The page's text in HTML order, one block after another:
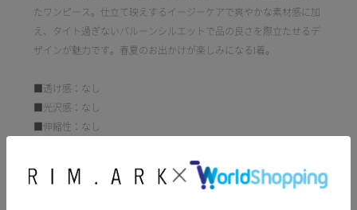
たワンピース。仕立て映えするイージーケアで爽やかな素材感に加
え、タイト過ぎないバルーンシルエットで品の良さを際立たせるデ
ザインが魅力です。春夏のお出かけが楽しみになる1着。
■透け感：なし
■光沢感：なし
■伸縮性：なし